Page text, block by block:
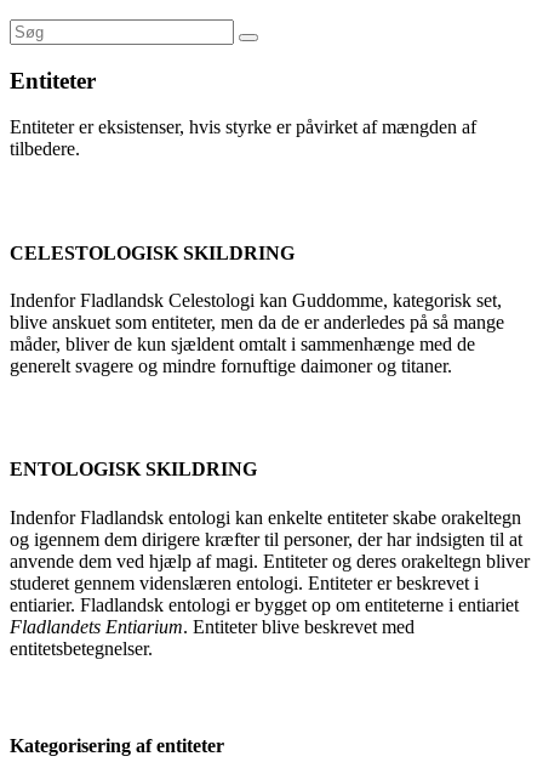
Entiteter
Entiteter er eksistenser, hvis styrke er påvirket af mængden af
tilbedere.
CELESTOLOGISK SKILDRING
Indenfor Fladlandsk Celestologi kan Guddomme, kategorisk set,
blive anskuet som entiteter, men da de er anderledes på så mange
måder, bliver de kun sjældent omtalt i sammenhænge med de
generelt svagere og mindre fornuftige daimoner og titaner.
ENTOLOGISK SKILDRING
Indenfor Fladlandsk entologi kan enkelte entiteter skabe orakeltegn
og igennem dem dirigere kræfter til personer, der har indsigten til at
anvende dem ved hjælp af magi. Entiteter og deres orakeltegn bliver
studeret gennem videnslæren entologi. Entiteter er beskrevet i
entiarier. Fladlandsk entologi er bygget op om entiteterne i entiariet
Fladlandets Entiarium. Entiteter blive beskrevet med
entitetsbetegnelser.
Kategorisering af entiteter